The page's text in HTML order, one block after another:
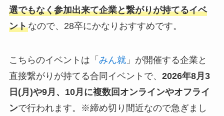
選でもなく参加出来て企業と繋がりが持てるイベ
ントなので、28卒にかなりおすすめです。
こちらのイベントは「 みん就」が開催する企業と
直接繋がりが持てる合同イベントで、 2026年8月3
日(月)や9月、10月 に複数回オンラインやオフライ
ンで行われます。※締め切り間近なので急ぎまし